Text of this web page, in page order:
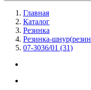
Главная
Каталог
Резинка
Резинка-
07-3036/01 (31)